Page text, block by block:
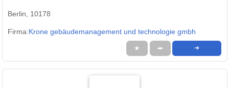
Berlin, 10178
Firma:Krone gebäudemanagement und technologie gmbh
★ ➦ ➜